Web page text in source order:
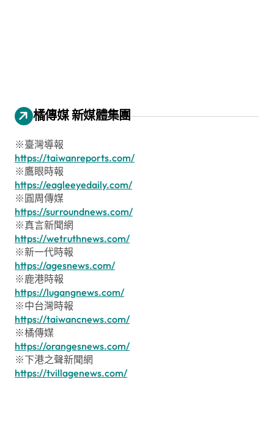
橘傳媒 新媒體集團
※臺灣導報
https://taiwanreports.com/
※鷹眼時報
https://eagleeyedaily.com/
※圓周傳媒
https://surroundnews.com/
※真言新聞網
https://wetruthnews.com/
※新一代時報
https://agesnews.com/
※鹿港時報
https://lugangnews.com/
※中台灣時報
https://taiwancnews.com/
※橘傳媒
https://orangesnews.com/
※下港之聲新聞網
https://tvillagenews.com/